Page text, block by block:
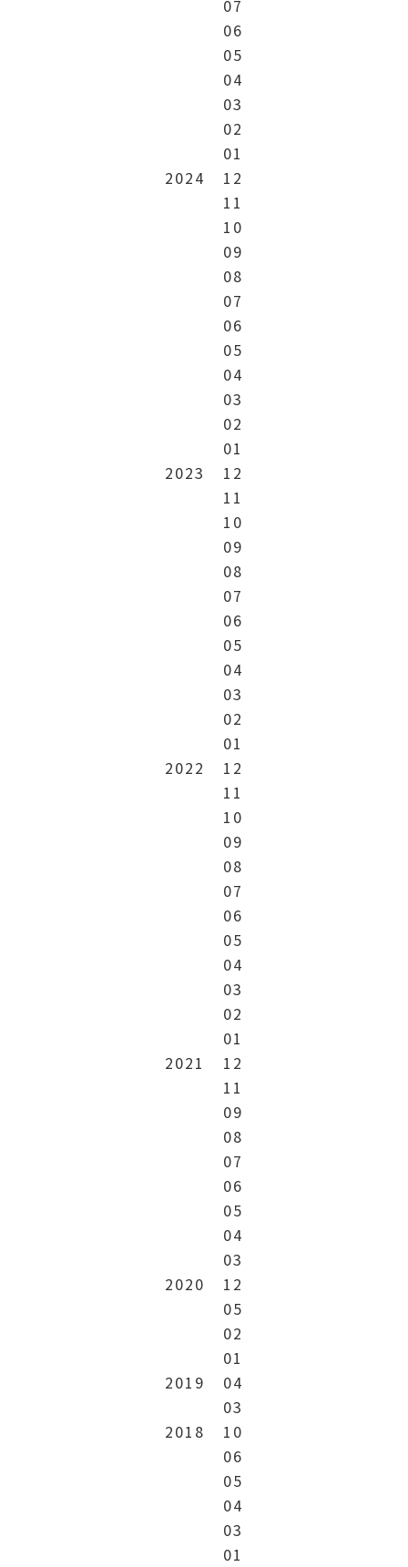
07
06
05
04
03
02
01
2024
12
11
10
09
08
07
06
05
04
03
02
01
2023
12
11
10
09
08
07
06
05
04
03
02
01
2022
12
11
10
09
08
07
06
05
04
03
02
01
2021
12
11
09
08
07
06
05
04
03
2020
12
05
02
01
2019
04
03
2018
10
06
05
04
03
01